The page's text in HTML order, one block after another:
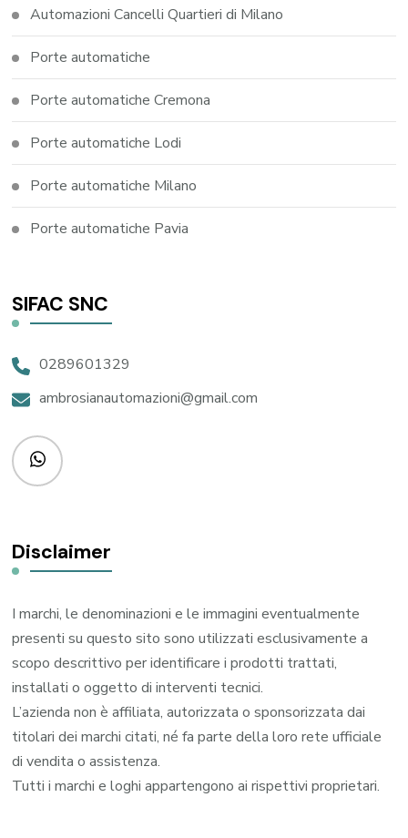
Automazioni Cancelli Quartieri di Milano
Porte automatiche
Porte automatiche Cremona
Porte automatiche Lodi
Porte automatiche Milano
Porte automatiche Pavia
SIFAC SNC
0289601329
ambrosianautomazioni@gmail.com
Disclaimer
I marchi, le denominazioni e le immagini eventualmente
presenti su questo sito sono utilizzati esclusivamente a
scopo descrittivo per identificare i prodotti trattati,
installati o oggetto di interventi tecnici.
L’azienda non è affiliata, autorizzata o sponsorizzata dai
titolari dei marchi citati, né fa parte della loro rete ufficiale
di vendita o assistenza.
Tutti i marchi e loghi appartengono ai rispettivi proprietari.